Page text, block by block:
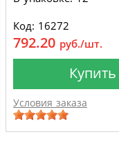
Код: 16272
792.20 руб./шт.
Купить
Условия заказа